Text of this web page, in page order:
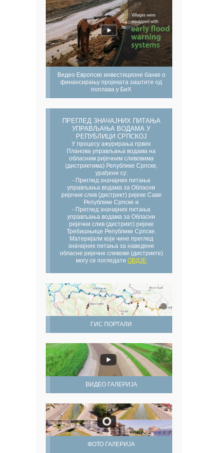
Видео Европске инвестиционе банке о
финансирању пројеката заштите од
поплава у БиХ
ПРЕГЛЕД ЗНАЧАЈНИХ ПИТАЊА
УПРАВЉАЊА ВОДАМА У
РЕПУБЛИЦИ СРПСКОЈ
У процесу ажурирања првих
Планова управљања водама на
обласним ријечним сливовима
(дистриктима) Републике Српске,
урађени су:
- Преглед значајних питања
управљања водама за Обласни
ријечни слив (дистрикт) ријеке Саве
Републике Српске и
- Преглед значајних питања
управљања водама за Обласни
ријечни слив (дистрикт) ријеке
Требишњице Републике Српске.
Материјали који чине преглед
значајних питања за наведене
обласне ријечне сливове (дистрикте)
могу се погледати ОВДЈЕ
ГИС ПОРТАЛИ
ВИДЕО ГАЛЕРИЈА
ФОТО ГАЛЕРИЈА